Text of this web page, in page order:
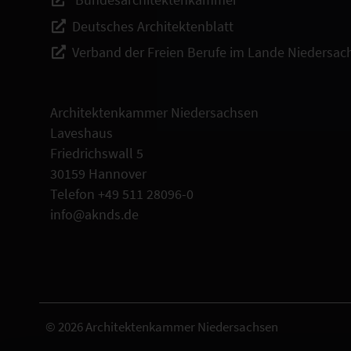
Deutsches Architektenblatt
Verband der Freien Berufe im Lande
Architektenkammer Niedersachsen
Laveshaus
Friedrichswall 5
30159 Hannover
Telefon +49 511 28096-0
info@aknds.de
© 2026 Architektenkammer Niedersachsen